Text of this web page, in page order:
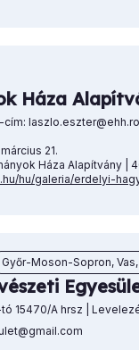
Háza
laszlo.eszter@ehh.ro
21.
Háza Alapítvány |
hu/galeria/erdelyi-
Győr-Moson-Sopron,
15470/A hrsz |